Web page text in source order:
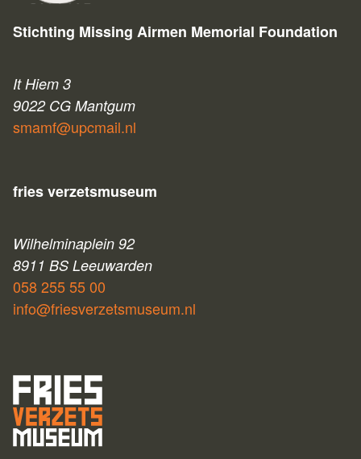
Stichting Missing Airmen Memorial Foundation
It Hiem 3
9022 CG Mantgum
smamf@upcmail.nl
fries verzetsmuseum
Wilhelminaplein 92
8911 BS Leeuwarden
058 255 55 00
info@friesverzetsmuseum.nl